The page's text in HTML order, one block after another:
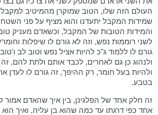
העולם הזה שלו, הטוב שמוקרן מהמיטיב
שמידות המקבל יתעדנו והוא מציף על פני
והמידות הטובות של המקבל, וכשאדם מעניק
לשני רוממות נפש, וזה לא גורם לו שיפלות
גורם לו ללמוד ג"כ להיות אציל נפש וטוב לב ו'טוב
ולנהוג כן גם לאחרים, לכבד אותם ולתת להם,
ולהיות בעל חומר, רק ההיפך, זה גורם לו לעדן
בטבע.
זה חלק אחד של הפלגינן, בין איך שהאדם אמור
אחד כפי דרגתו עד כמה שהוא בן עליה, ואיך